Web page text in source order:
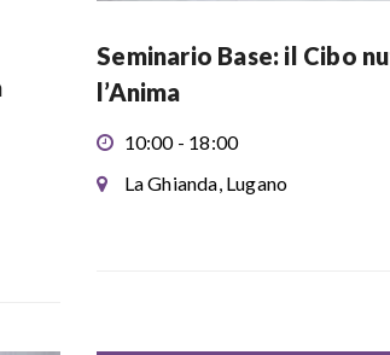
Seminario Base: il Cibo
l’Anima
10:00 - 18:00
La Ghianda, Lugano